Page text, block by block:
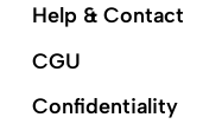
Help & Contact
CGU
Confidentiality